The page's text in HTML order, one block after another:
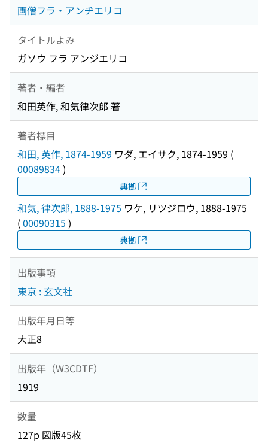
画僧フラ・アンヂエリコ
タイトルよみ
ガソウ フラ アンジエリコ
著者・編者
和田英作, 和気律次郎 著
著者標目
和田, 英作, 1874-1959 ワダ, エイサク, 1874-1959 (
00089834)
典拠
和気, 律次郎, 1888-1975 ワケ, リツジロウ, 1888-1975
(00090315 )
典拠
出版事項
東京 : 玄文社
出版年月日等
大正8
出版年（W3CDTF）
1919
数量
127p 図版45枚